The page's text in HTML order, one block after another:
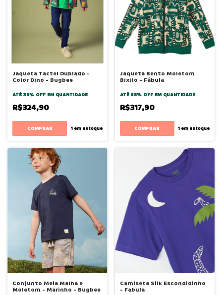
Jaqueta Tactel Dublado -
Color Dino - Bugbee
ATÉ 35% OFF EM QUANTIDADE
R$324,90
COMPRAR 1em estoque
Jaqueta Bento Moletom
Bixilo - Fábula
ATÉ 35% OFF EM QUANTIDADE
R$317,90
COMPRAR 1 em estoque
Conjunto Meia Malha e
Moletom - Marinho - Bugbee
Camiseta Silk Escondidinho
- Fabula